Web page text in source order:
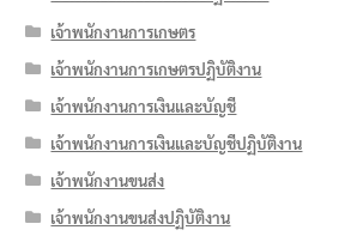
เจ้าพนักงานการเกษตร
เจ้าพนักงานการเกษตรปฏิบัติงาน
เจ้าพนักงานการเงินและบัญชี
เจ้าพนักงานการเงินและบัญชีปฏิบัติงาน
เจ้าพนักงานขนส่ง
เจ้าพนักงานขนส่งปฏิบัติงาน